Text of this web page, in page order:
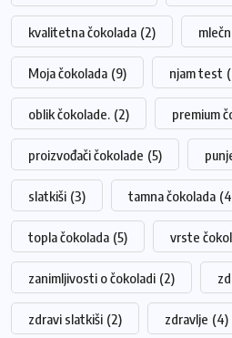
kvalitetna čokolada (2)
Moja čokolada (9) njam test
oblik čokolade. (2) premium
proizvođači čokolade (5)
slatkiši (3) tamna čokolada
topla čokolada (5) vrste
zanimljivosti o čokoladi (2)
zdravi slatkiši (2) zdravlje (4)